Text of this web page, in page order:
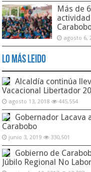
Más de
agosto 6,
Lo Más Leido
Alcaldía continúa
Vacacional Libertador
agosto 13, 2018 445,554
Gobernador Lacava
Carabobo
junio 3, 2019 330,501
Gobierno de
Júbilo Regional No